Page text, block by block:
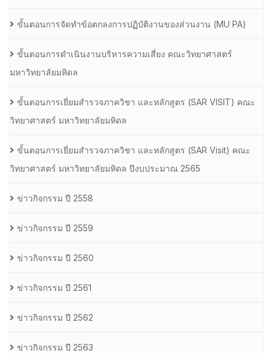
ขั้นตอนการจัดทำข้อตกลงการปฏิบัติงานของส่วนงาน (MU PA)
ขั้นตอนการดำเนินงานบริหารความเสี่ยง คณะวิทยาศาสตร์
มหาวิทยาลัยมหิดล
ขั้นตอนการเยี่ยมสำรวจภาควิชา และหลักสูตร (SAR VISIT) คณะ
วิทยาศาสตร์ มหาวิทยาลัยมหิดล
ขั้นตอนการเยี่ยมสำรวจภาควิชา และหลักสูตร (SAR Visit) คณะ
วิทยาศาสตร์ มหาวิทยาลัยมหิดล ปีงบประมาณ 2565
ข่าวกิจกรรม ปี 2558
ข่าวกิจกรรม ปี 2559
ข่าวกิจกรรม ปี 2560
ข่าวกิจกรรม ปี 2561
ข่าวกิจกรรม ปี 2562
ข่าวกิจกรรม ปี 2563